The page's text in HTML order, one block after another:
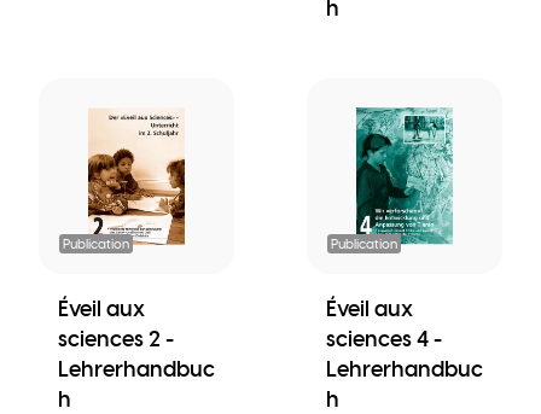
h
Publication
Éveil aux
sciences 2 -
Lehrerhandbuc
h
Publication
Éveil aux
sciences 4 -
Lehrerhandbuc
h